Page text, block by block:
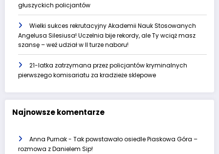
głuszyckich policjantów
Wielki sukces rekrutacyjny Akademii Nauk Stosowanych
Angelusa Silesiusa! Uczelnia bije rekordy, ale Ty wciąż masz
szansę – weź udział w II turze naboru!
21-latka zatrzymana przez policjantów kryminalnych
pierwszego komisariatu za kradzieże sklepowe
Najnowsze komentarze
Anna Purnak- Tak powstawało osiedle Piaskowa Góra –
rozmowa z Danielem Sip!